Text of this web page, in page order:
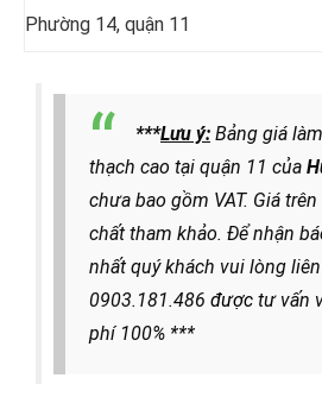
Phường 14, quận 11
***Lưu ý: Bảng giá
thạch cao tại quận 11 của
chưa bao gồm VAT. Giá
chất tham khảo. Để nhận
nhất quý khách vui lòng
0903.181.486 được tư vấn
phí 100% ***